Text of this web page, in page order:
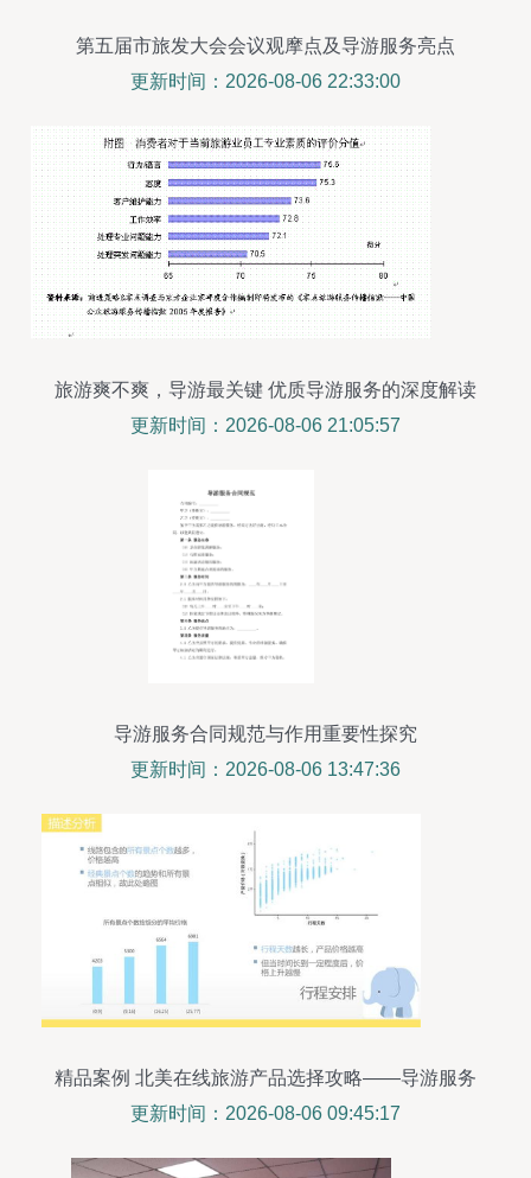
第五届市旅发大会会议观摩点及导游服务亮点
更新时间：2026-08-06 22:33:00
旅游爽不爽，导游最关键 优质导游服务的深度解读
更新时间：2026-08-06 21:05:57
导游服务合同规范与作用重要性探究
更新时间：2026-08-06 13:47:36
精品案例 北美在线旅游产品选择攻略——导游服务
篇
更新时间：2026-08-06 09:45:17